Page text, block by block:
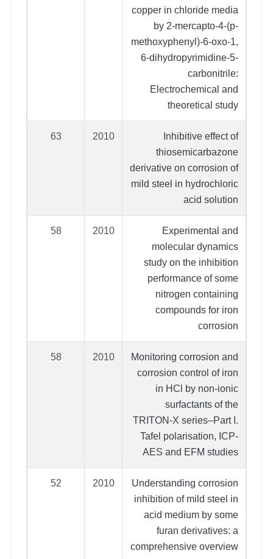
copper in chloride media
by 2-mercapto-4-(p-
methoxyphenyl)-6-oxo-1,
6-dihydropyrimidine-5-
carbonitrile:
Electrochemical and
theoretical study
Inhibitive effect of
thiosemicarbazone
derivative on corrosion of
mild steel in hydrochloric
acid solution
2010
63
Experimental and
molecular dynamics
study on the inhibition
performance of some
nitrogen containing
compounds for iron
corrosion
2010
58
Monitoring corrosion and
corrosion control of iron
in HCl by non-ionic
surfactants of the
TRITON-X series–Part I.
Tafel polarisation, ICP-
AES and EFM studies
2010
58
Understanding corrosion
inhibition of mild steel in
acid medium by some
furan derivatives: a
comprehensive overview
2010
52